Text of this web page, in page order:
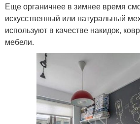
Еще органичнее в зимнее время
искусственный или натуральный
используют в качестве накидок,
мебели.